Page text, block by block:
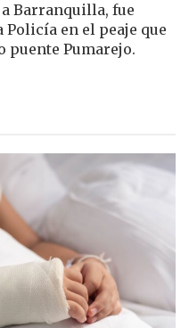
Barranquilla, fue
Policía en el peaje que
puente Pumarejo.